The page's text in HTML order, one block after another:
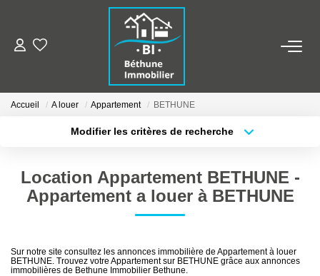
ALERTE MAILS
Qui Sommes Nous
Nos Contacts
Accueil A louer Appartement BETHUNE
Modifier les critères de recherche
Sélectionnez...
Type de bien
Surface min
Créer une alerte
Location Appartement BETHUNE -
Appartement a louer à BETHUNE
Sur notre site consultez les annonces immobilière de Appartement à louer
BETHUNE. Trouvez votre Appartement sur BETHUNE grâce aux annonces
immobilières de Bethune Immobilier Bethune.